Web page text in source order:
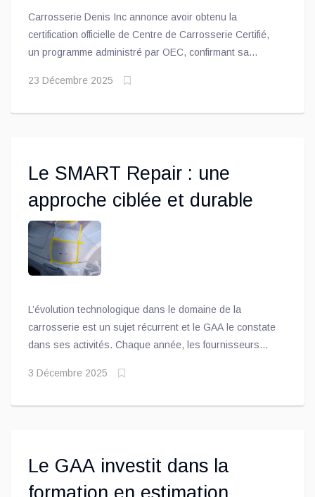
Carrosserie Denis Inc annonce avoir obtenu la
certification officielle de Centre de Carrosserie Certifié,
un programme administré par OEC, confirmant sa
réparation de collision. Cette reconnaissance atteste
23 Décembre 2025
Le SMART Repair : une
approche ciblée et durable
L’évolution technologique dans le domaine de la
carrosserie est un sujet récurrent et le GAA le constate
dans ses activités. Chaque année, les fournisseurs
travail des techniciens et techniciennes, tant en
3 Décembre 2025
Le GAA investit dans la